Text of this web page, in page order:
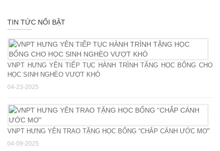
TIN TỨC NỔI BẬT
VNPT HƯNG YÊN TIẾP TỤC HÀNH TRÌNH TẶNG HỌC BỔNG CHO
HỌC SINH NGHÈO VƯỢT KHÓ
04-23-2025
VNPT HƯNG YÊN TRAO TẶNG HỌC BỔNG “CHẮP CÁNH ƯỚC MƠ”
04-09-2025